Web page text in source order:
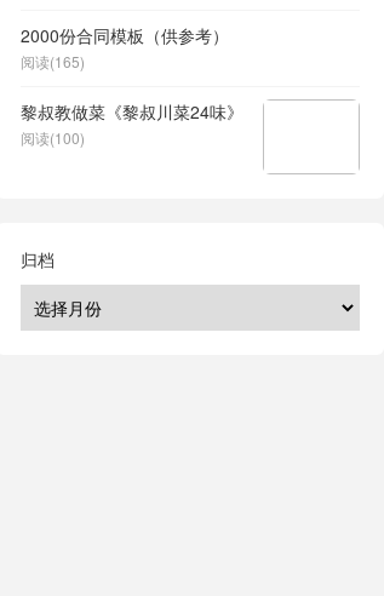
2000份合同模板（供参考）
阅读(165)
黎叔教做菜《黎叔川菜24味》
阅读(100)
归档